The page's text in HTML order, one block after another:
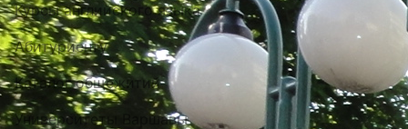
Курсы английского языка
Абитуриенту
Каталог общежитий
Университеты Варшавы